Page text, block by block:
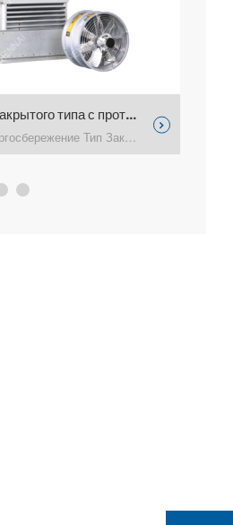
Промышленная градирня закрытого типа с противотоком (Станция охлаждения)
Ключевые преимущества Энергосбережение Тип Закрытая про excerpt …
